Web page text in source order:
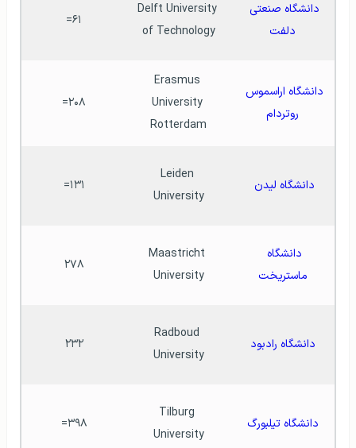
دلفت
Delft University
of Technology
۶۱=
روتردام
Erasmus
University
Rotterdam
۲۰۸=
دانشگاه لیدن
Leiden
University
۱۳۱=
ماستریخت
Maastricht
University
۲۷۸
دانشگاه رادبود
Radboud
University
۲۳۲
دانشگاه تیلبورگ
Tilburg
University
۳۹۸=